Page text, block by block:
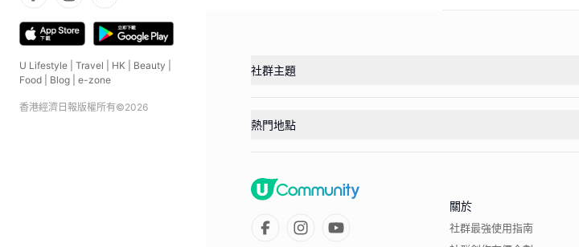
U Lifestyle Travel HK Beauty
Food
Blog e-zone
香港經濟日報版權所有©2026
社群主題
熱門地點
關於
社群最強使用指南